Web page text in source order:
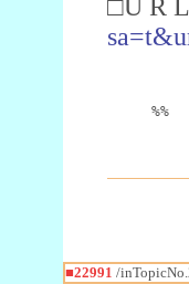
□U R
%%
■22991 /